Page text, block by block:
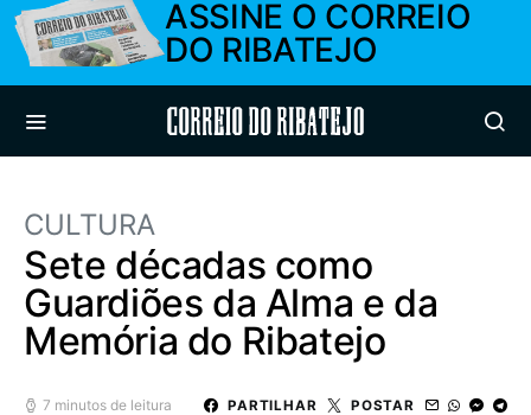
ASSINE O CORREIO
DO RIBATEJO
Correio do Ribatejo
CULTURA
Sete décadas como
Guardiões da Alma e da
Memória do Ribatejo
7 minutos de leitura PARTILHAR POSTAR